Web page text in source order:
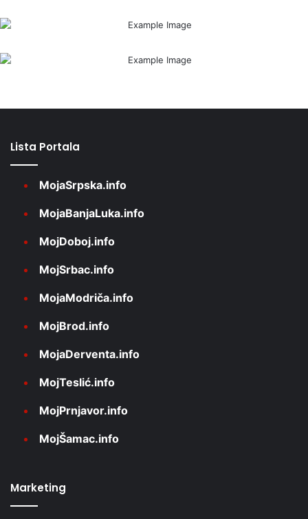
Lista Portala
MojaSrpska.info
MojaBanjaLuka.info
MojDoboj.info
MojSrbac.info
MojaModriča.info
MojBrod.info
MojaDerventa.info
MojTeslić.info
MojPrnjavor.info
MojŠamac.info
Marketing